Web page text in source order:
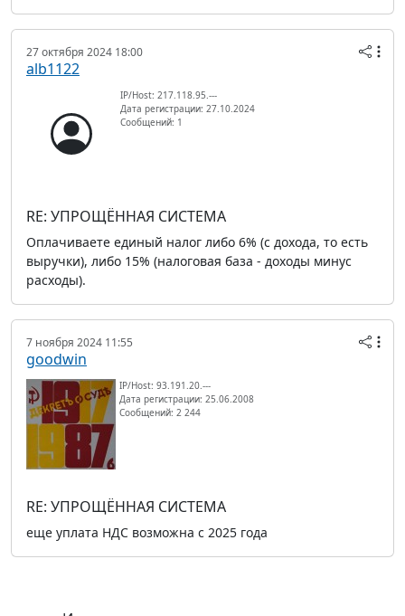
27 октября 2024 18:00
alb1122
IP/Host: 217.118.95.---
Дата регистрации: 27.10.2024
Сообщений: 1
RE: УПРОЩЁННАЯ СИСТЕМА
Оплачиваете единый налог либо 6% (с дохода, то есть
выручки), либо 15% (налоговая база - доходы минус
расходы).
7 ноября 2024 11:55
goodwin
IP/Host: 93.191.20.---
Дата регистрации: 25.06.2008
Сообщений: 2 244
RE: УПРОЩЁННАЯ СИСТЕМА
еще уплата НДС возможна с 2025 года